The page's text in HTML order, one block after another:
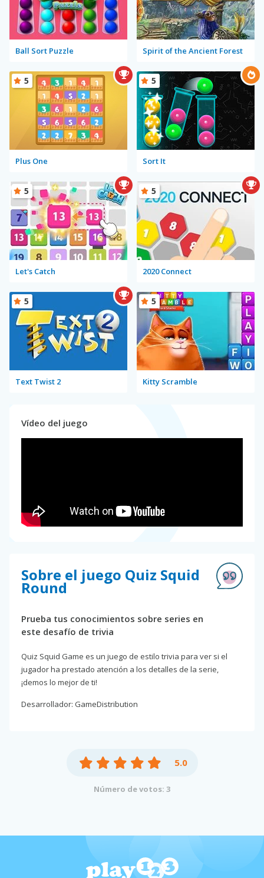
Ball Sort Puzzle Spirit of the Ancient Forest
Plus One
5
Sort It
5
Let's Catch
5
2020 Connect
5
Text Twist 2
5
Kitty Scramble
5
Vídeo del juego
Sobre el juego Quiz Squid
Round
Prueba tus conocimientos sobre series en
este desafío de trivia
Quiz Squid Game es un juego de estilo trivia para ver si el
jugador ha prestado atención a los detalles de la serie,
¡demos lo mejor de ti!
Desarrollador: GameDistribution
5.0
Número de votos: 3